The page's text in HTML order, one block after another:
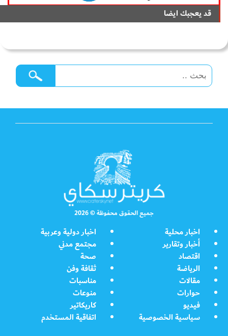
قد يعجبك ايضا
جميع الحقوق محفوظة © 2026
اخبار محلية
اخبار دولية وعربية
أخبار وتقارير
مجتمع مدني
اقتصاد
صحة
الرياضة
ثقافة وفن
مقالات
مناسبات
حوارات
منوعات
فيديو
كاريكاتير
سياسية الخصوصية
اتفاقية المستخدم